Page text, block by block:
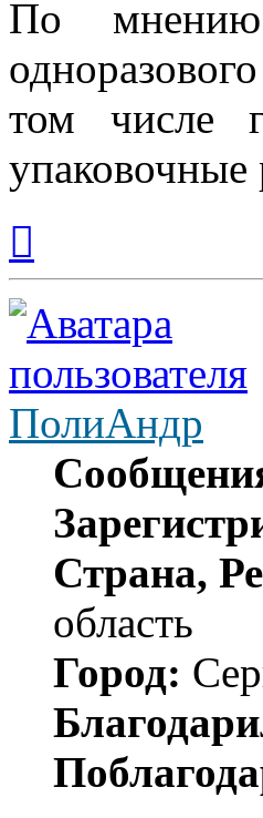
По мнению
том числе
началу
ПолиАндр
Страна,
область
Город: